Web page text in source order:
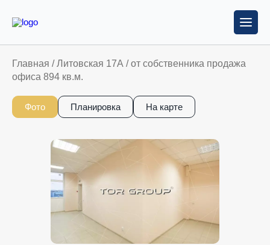
Главная /Литовская 17А /от собственника продажа
офиса 894 кв.м.
Фото Планировка На карте